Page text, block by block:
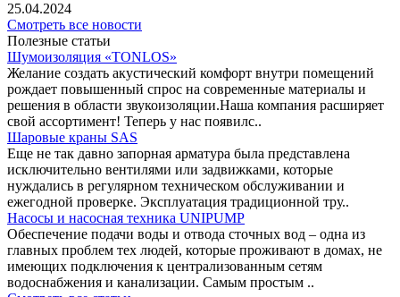
25.04.2024
Смотреть все новости
Полезные статьи
Шумоизоляция «TONLOS»
Желание создать акустический комфорт внутри помещений
рождает повышенный спрос на современные материалы и
решения в области звукоизоляции.Наша компания расширяет
свой ассортимент! Теперь у нас появилс..
Шаровые краны SAS
Еще не так давно запорная арматура была представлена
исключительно вентилями или задвижками, которые
нуждались в регулярном техническом обслуживании и
ежегодной проверке. Эксплуатация традиционной тру..
Насосы и насосная техника UNIPUMP
Обеспечение подачи воды и отвода сточных вод – одна из
главных проблем тех людей, которые проживают в домах, не
имеющих подключения к централизованным сетям
водоснабжения и канализации. Самым простым ..